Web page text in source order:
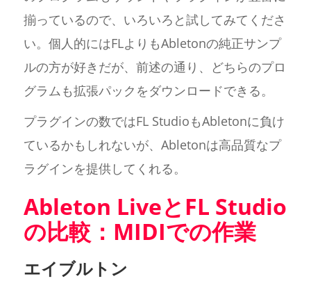
揃っているので、いろいろと試してみてくださ
い。個人的にはFLよりもAbletonの純正サンプ
ルの方が好きだが、前述の通り、どちらのプロ
グラムも拡張パックをダウンロードできる。
プラグインの数ではFL StudioもAbletonに負け
ているかもしれないが、Abletonは高品質なプ
ラグインを提供してくれる。
Ableton LiveとFL Studio
の比較：MIDIでの作業
エイブルトン